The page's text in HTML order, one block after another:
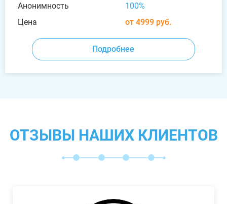
Анонимность
100%
Цена
от 4999 руб.
Подробнее
ОТЗЫВЫ НАШИХ КЛИЕНТОВ